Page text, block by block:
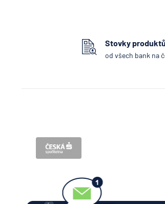
Stovky
od všech bank na